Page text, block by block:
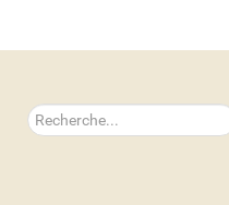
Rechercher